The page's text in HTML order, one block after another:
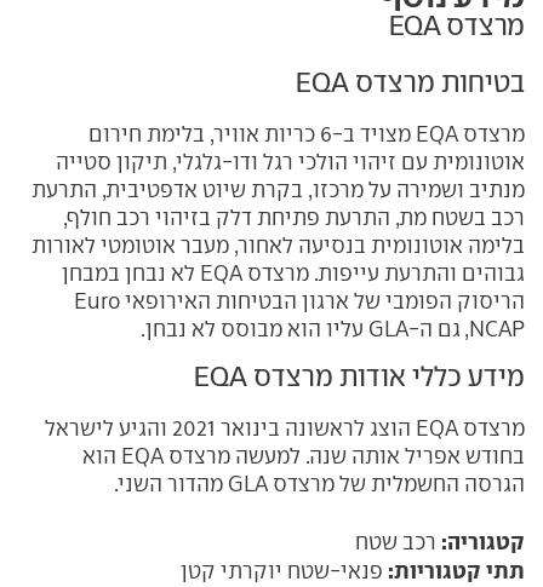
מרצדס EQA
בטיחות מרצדס EQA
מרצדס EQA מצויד ב-6 כריות אוויר, בלימת חירום
אוטונומית עם זיהוי הולכי רגל ודו-גלגלי, תיקון סטייה
מנתיב ושמירה על מרכזו, בקרת שיוט אדפטיבית, התרעת
רכב בשטח מת, התרעת פתיחת דלק בזיהוי רכב חולף,
בלימה אוטונומית בנסיעה לאחור, מעבר אוטומטי לאורות
גבוהים והתרעת עייפות. מרצדס EQA לא נבחן במבחן
הריסוק הפומבי של ארגון הבטיחות האירופאי Euro
NCAP, גם ה-GLA עליו הוא מבוסס לא נבחן.
מידע כללי אודות מרצדס EQA
מרצדס EQA הוצג לראשונה בינואר 2021 והגיע לישראל
בחודש אפריל אותה שנה. למעשה מרצדס EQA הוא
הגרסה החשמלית של מרצדס GLA מהדור השני.
קטגוריה: רכב שטח
תתי קטגוריות: פנאי-שטח יוקרתי קטן